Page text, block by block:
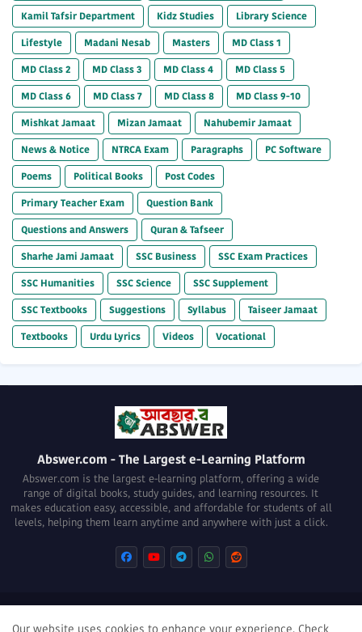
Kamil Tafsir Department
Kidz Studies
Library Science
Lifestyle
Madani Nesab Masters
MD Class 1
MD Class 2
MD Class 3 MD Class 4
MD Class 5
MD Class 6
MD Class 7 MD Class 8
MD Class 9-10
Mishkat Jamaat
Mizan Jamaat
Nahubemir Jamaat
News & Notice
NTRCA Exam Paragraphs
PC Software
Poems
Political Books
Post Codes
Primary Teacher Exam
Question Bank
Questions and Answers
Quran & Tafseer
Sharhe Jami Jamaat
SSC Business
SSC Exam Practices
SSC Humanities
SSC Science
SSC Supplement
SSC Textbooks
Suggestions Syllabus
Taiseer Jamaat
Textbooks
Urdu Lyrics Videos Vocational
Abswer.com - The Largest e-Learning Platform
Abswer.com is the largest e-learning platform, offering a wide
range of digital books, study guides, and learning resources. It
makes education easy, accessible, and affordable for students of all
levels, helping them learn anytime and anywhere with just a click.
Our website uses cookies to enhance your experience. Check